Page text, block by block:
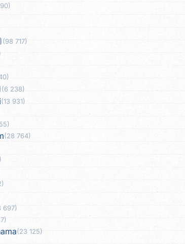
(98 717)
(6 238)
(13 931)
(28 764)
697)
(23 125)